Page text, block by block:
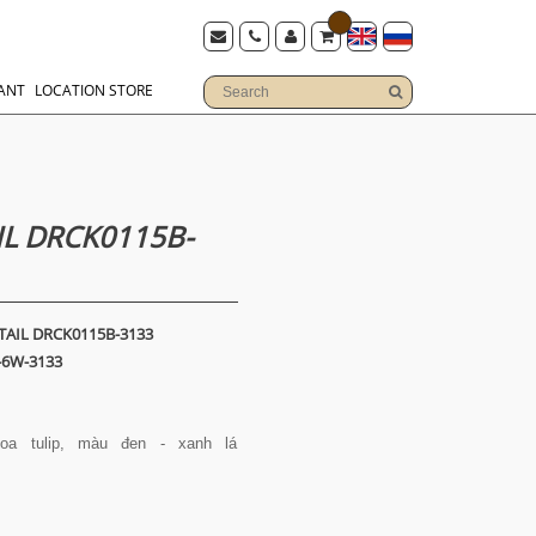
LOCATION STORE
DRCK0115B-
DRCK0115B-3133
3133
tulip, màu đen - xanh lá